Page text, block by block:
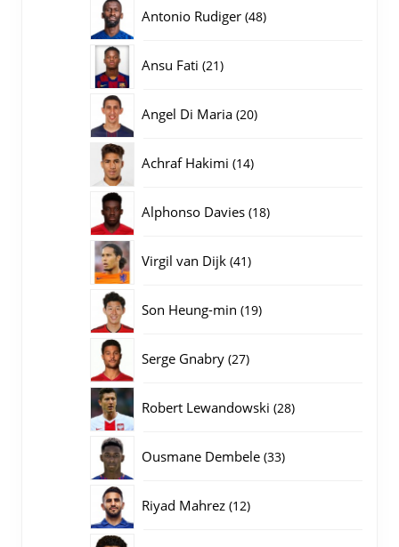
Antonio Rudiger 4848
Ansu Fati 2121
Angel Di Maria 2020
Achraf Hakimi 1414
Alphonso Davies 1818
Virgil van Dijk 4141
Son Heung-min 1919
Serge Gnabry 2727
Robert Lewandowski 2828
Ousmane Dembele 3333
Riyad Mahrez 1212